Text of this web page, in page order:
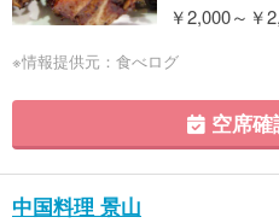
￥2,000～￥
※情報提供元：食べログ
空席確
中国料理 景山